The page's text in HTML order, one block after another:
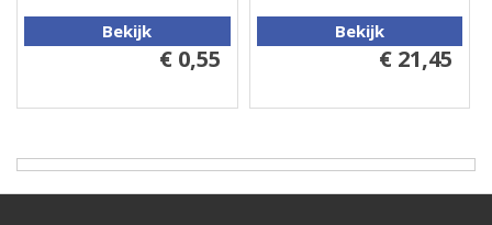
Bekijk
€ 0,55
Bekijk
€ 21,45